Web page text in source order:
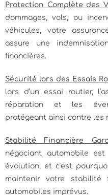
Protection Complète des
dommages, vols, ou
véhicules, votre
assure une
financières.
Sécurité lors des Essais
lors d’un essai routier,
réparation et les
protégeant ainsi contre les
Stabilité Financière
négociant automobile
évolution, et c’est
maintenir votre stabilité
automobiles imprévus.